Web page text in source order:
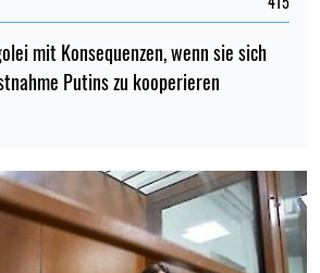
mit Konsequenzen, wenn sie sich
Putins zu kooperieren